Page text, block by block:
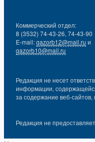
Коммерческий отдел:
8 (3532) 74-43-26, 74-43-90
E-mail:gazorb12@mail.ru и
gazorb10@mail.ru
Редакция не несет
информации,
за содержание веб-
Редакция не